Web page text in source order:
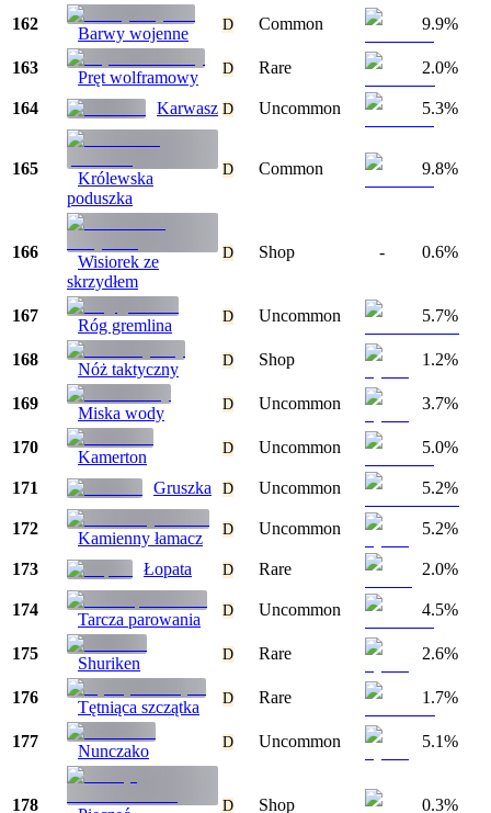
162
Barwy wojenne D Common 9.9%
163
Pręt wolframowy D Rare 2.0%
164 Karwasz D Uncommon 5.3%
165
Królewska
poduszka
D Common 9.8%
166
Wisiorek ze
skrzydłem
D Shop - 0.6%
167
Róg gremlina D Uncommon 5.7%
168
Nóż taktyczny D Shop 1.2%
169
Miska wody D Uncommon 3.7%
170
Kamerton D Uncommon 5.0%
171 Gruszka D Uncommon 5.2%
172
Kamienny łamacz D Uncommon 5.2%
173 Łopata D Rare 2.0%
174
Tarcza parowania D Uncommon 4.5%
175
Shuriken D Rare 2.6%
176
Tętniąca szczątka D Rare 1.7%
177
Nunczako D Uncommon 5.1%
178 D Shop 0.3%